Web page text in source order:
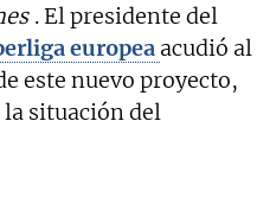
. El presidente del
europea acudió al
este nuevo proyecto,
situación del